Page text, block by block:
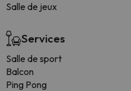
Salle de jeux
Services
Salle de sport
Balcon
Ping Pong